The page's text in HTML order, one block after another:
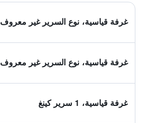
غرفة قياسية، نوع السرير غير معروف
غرفة قياسية، نوع السرير غير معروف
غرفة قياسية، 1 سرير كينغ